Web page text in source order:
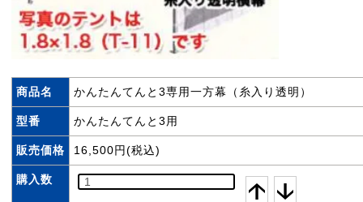
商品名 かんたんてんと3専用一方幕（糸入り透明）
型番 かんたんてんと3用
販売価格 16,500円(税込)
購入数